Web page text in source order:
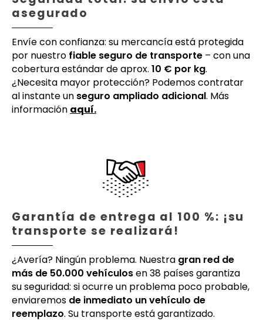
asegurado
Envíe con confianza: su mercancía está protegida
por nuestro fiable seguro de transporte – con una
cobertura estándar de aprox. 10 € por kg.
¿Necesita mayor protección? Podemos contratar
al instante un seguro ampliado adicional. Más
información aquí.
Garantía de entrega al 100 %: ¡su
transporte se realizará!
¿Avería? Ningún problema. Nuestra gran red de
más de 50.000 vehículosen 38 países garantiza
su seguridad: si ocurre un problema poco probable,
enviaremos de inmediato un vehículo de
reemplazo. Su transporte está garantizado.